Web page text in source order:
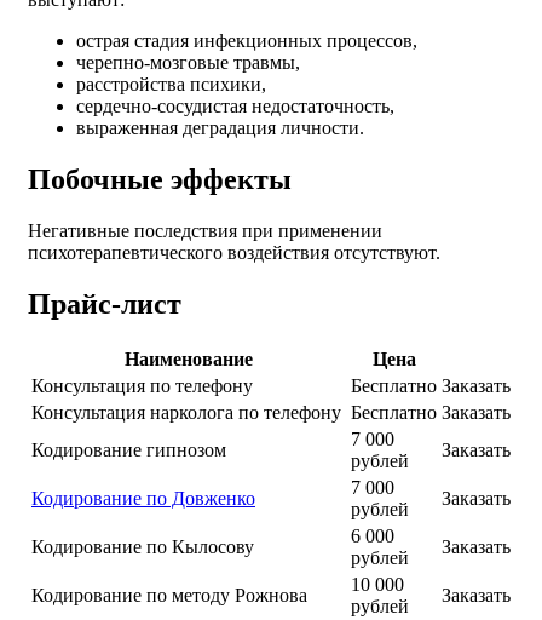
острая стадия инфекционных процессов,
черепно-мозговые травмы,
расстройства психики,
сердечно-сосудистая недостаточность,
выраженная деградация личности.
Побочные эффекты
Негативные последствия при применении
психотерапевтического воздействия отсутствуют.
Прайс-лист
Наименование
Цена
Консультация по телефону
Бесплатно Заказать
Консультация нарколога по телефону Бесплатно Заказать
Кодирование гипнозом
7 000
рублей
Заказать
Кодирование по Довженко
7 000
рублей
Заказать
Кодирование по Кылосову
6 000
рублей
Заказать
Кодирование по методу Рожнова
10 000
рублей
Заказать